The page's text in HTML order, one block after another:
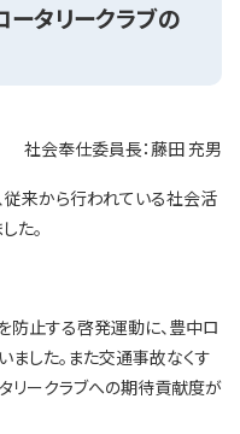
タリークラブの
社会奉仕委員長：藤田 充男
来から行われている社会活
た。
防止する啓発運動に、豊中ロ
ました。また交通事故なくす
リークラブへの期待貢献度が